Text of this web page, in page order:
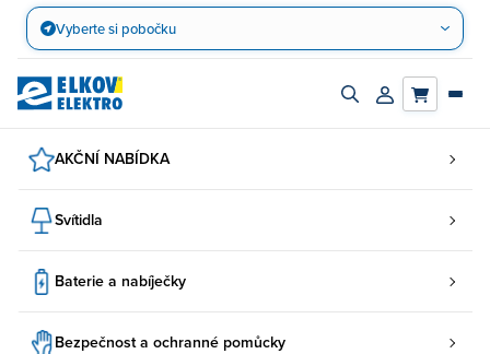
Přejít
obsah
Vyberte si pobočku
Zapnout/vypnout
Přihlásit/
AKČNÍ NABÍDKA
Svítidla
Baterie a nabíječky
Bezpečnost a ochranné pomůcky